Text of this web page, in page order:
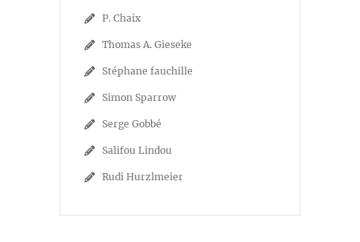
P. Chaix
Thomas A. Gieseke
Stéphane fauchille
Simon Sparrow
Serge Gobbé
Salifou Lindou
Rudi Hurzlmeier